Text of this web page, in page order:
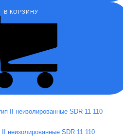
В КОРЗИНУ
неизолированные SDR 11 110